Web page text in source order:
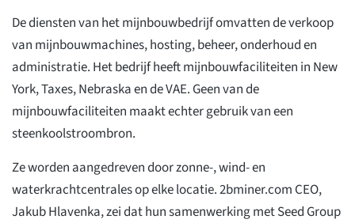
De diensten van het mijnbouwbedrijf omvatten de verkoop
van mijnbouwmachines, hosting, beheer, onderhoud en
administratie. Het bedrijf heeft mijnbouwfaciliteiten in New
York, Taxes, Nebraska en de VAE. Geen van de
mijnbouwfaciliteiten maakt echter gebruik van een
steenkoolstroombron.
Ze worden aangedreven door zonne-, wind- en
waterkrachtcentrales op elke locatie. 2bminer.com CEO,
Jakub Hlavenka, zei dat hun samenwerking met Seed Group